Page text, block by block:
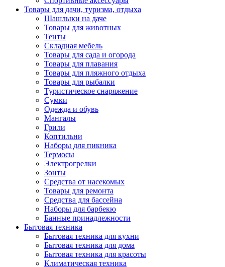
Товары для дачи, туризма, отдыха
Шашлыки на даче
Товары для животных
Тенты
Складная мебель
Товары для сада и огорода
Товары для плавания
Товары для пляжного отдыха
Товары для рыбалки
Туристическое снаряжение
Сумки
Одежда и обувь
Мангалы
Грили
Коптильни
Наборы для пикника
Термосы
Электрогрелки
Зонты
Средства от насекомых
Товары для ремонта
Средства для бассейна
Наборы для барбекю
Банные принадлежности
Бытовая техника
Бытовая техника для кухни
Бытовая техника для дома
Бытовая техника для красоты
Климатическая техника